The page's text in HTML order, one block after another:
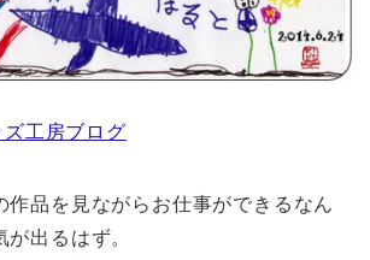
ズ工房ブログ
作品を見ながらお仕事ができるなん
出るはず。